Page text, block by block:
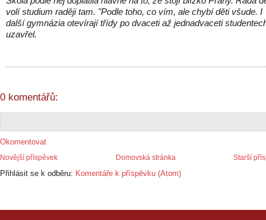
volí studium raději tam. "Podle toho, co vím, ale chybí děti všude. I
další gymnázia otevírají třídy po dvaceti až jednadvaceti
uzavřel.
0 komentářů:
Okomentovat
Novější příspěvek Starší
Domovská stránka
Přihlásit se k odběru: Komentáře k příspěvku (Atom)